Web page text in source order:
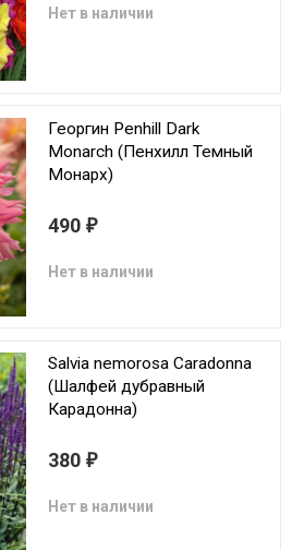
Нет в наличии
Георгин Penhill Dark
Monarch (Пенхилл Темный
Монарх)
490 ₽
Нет в наличии
Salvia nemorosa Caradonna
(Шалфей дубравный
Карадонна)
380 ₽
Нет в наличии